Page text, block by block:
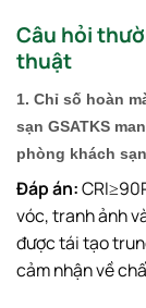
Câu hỏi
thuật
1. Chỉ số hoàn
sạn GSATKS
phòng khách
Đáp án:CRI≥90
vóc, tranh ảnh
được tái tạo
cảm nhận về